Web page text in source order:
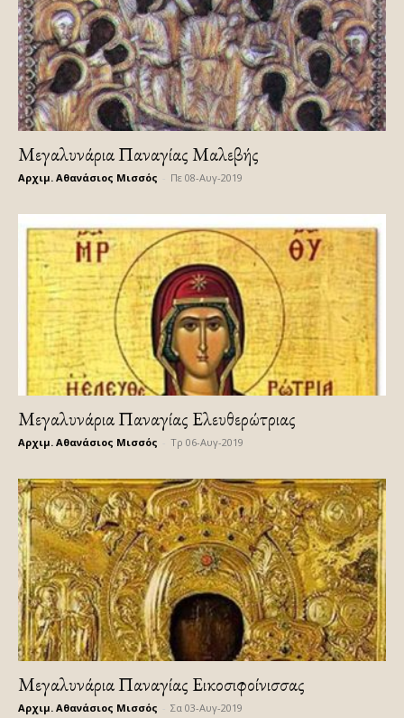
Μεγαλυνάρια Παναγίας Μαλεβής
Αρχιμ. Αθανάσιος Μισσός Πε 08-Αυγ-2019
Μεγαλυνάρια Παναγίας Ελευθερώτριας
Αρχιμ. Αθανάσιος Μισσός Τρ 06-Αυγ-2019
Μεγαλυνάρια Παναγίας Εικοσιφοίνισσας
Αρχιμ. Αθανάσιος Μισσός Σα 03-Αυγ-2019